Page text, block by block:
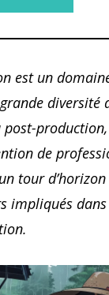
est un
diversité
de
tour d’horizon
impliqués